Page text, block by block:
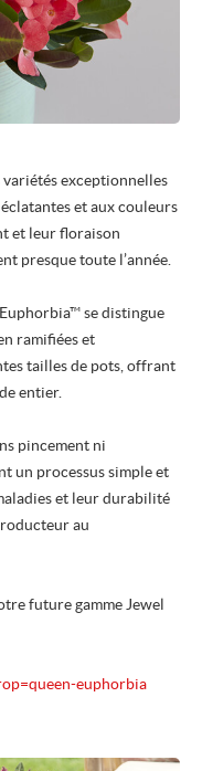
variétés exceptionnelles
et aux couleurs
et leur floraison
presque toute l’année.
se distingue
ramifiées et
tailles de pots, offrant
entier.
pincement ni
un processus simple et
et leur durabilité
au
future gamme Jewel
euphorbia